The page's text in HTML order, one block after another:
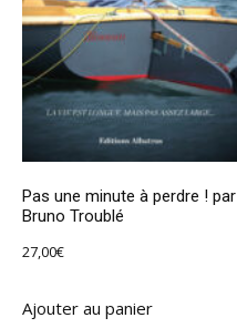
Pas une minute à perdre ! par
Bruno Troublé
27,00€
Ajouter au panier